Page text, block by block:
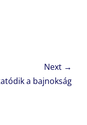
Next →
a bajnokság